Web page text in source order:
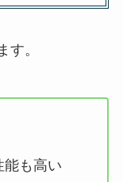
す。
能も高い